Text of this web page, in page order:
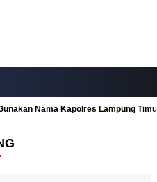
Nama Kapolres Lampung Timur